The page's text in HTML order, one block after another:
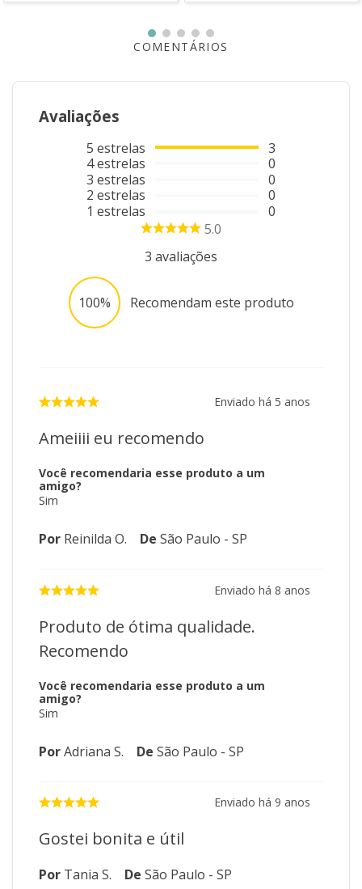
COMENTÁRIOS
Avaliações
5 estrelas
4estrelas
3 estrelas
2 estrelas
1 estrelas
3
0
0
0
0
5.0
3 avaliações
100% Recomendam este produto
Enviado há 5 anos
Ameiiii eu recomendo
Você recomendaria esse produto a um
amigo?
Sim
Por Reinilda O. De São Paulo - SP
Enviado há 8 anos
Produto de ótima qualidade.
Recomendo
Você recomendaria esse produto a um
amigo?
Sim
PorAdriana S. De São Paulo - SP
Enviado há 9 anos
Gostei bonita e útil
Por Tania S. De São Paulo - SP